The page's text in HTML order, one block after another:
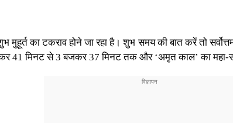
का टकराव होने जा रहा है। शुभ समय की बात करें तो
41 मिनट से 3 बजकर 37 मिनट तक और ‘अमृत काल’ का